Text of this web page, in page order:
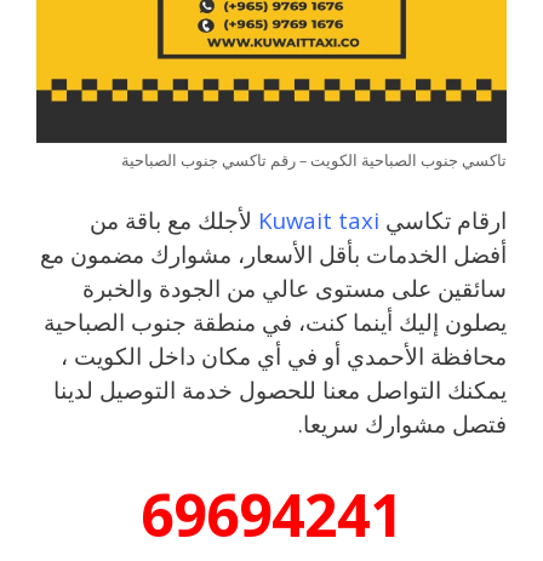
تاكسي جنوب الصباحية الكويت – رقم تاكسي جنوب الصباحية
ارقام تكاسي Kuwait taxi لأجلك مع باقة من
أفضل الخدمات بأقل الأسعار، مشوارك مضمون مع
سائقين على مستوى عالي من الجودة والخبرة
يصلون إليك أينما كنت، في منطقة جنوب الصباحية
محافظة الأحمدي أو في أي مكان داخل الكويت ،
يمكنك التواصل معنا للحصول خدمة التوصيل لدينا
فتصل مشوارك سريعا.
69694241